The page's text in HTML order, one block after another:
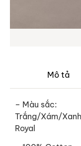
Mô tả
– Màu sắc:
Trắng/Xám/Xanh
Royal